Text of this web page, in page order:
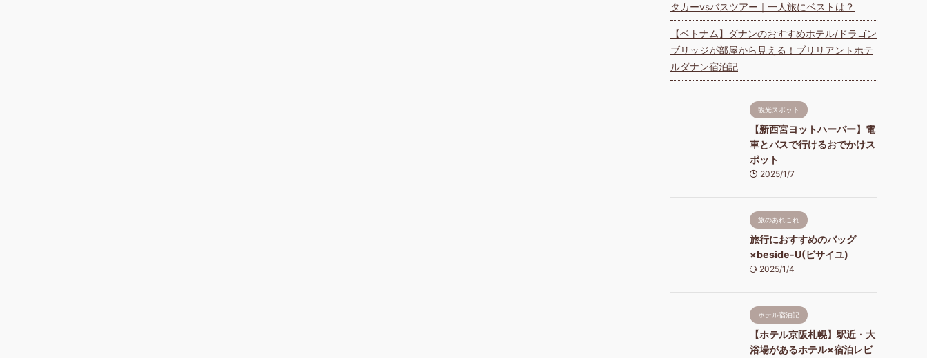
タカーvsバスツアー｜一人旅にベストは？
【ベトナム】ダナンのおすすめホテル/ドラゴン
ブリッジが部屋から見える！ブリリアントホテ
ルダナン宿泊記
観光スポット
【新西宮ヨットハーバー】電
車とバスで行けるおでかけス
ポット
2025/1/7
旅のあれこれ
旅行におすすめのバッグ
×beside-U(ビサイユ)
2025/1/4
ホテル宿泊記
【ホテル京阪札幌】駅近・大
浴場があるホテル×宿泊レビ